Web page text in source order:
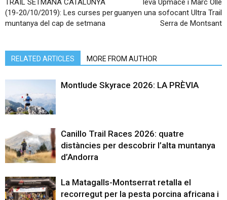
TRAIL SETMANA CATALUNYA
(19-20/10/2019): Les curses per
muntanya del cap de setmana
Ieva Upmace i Marc Ollé
guanyen una sofocant Ultra Trail
Serra de Montsant
RELATED ARTICLES MORE FROM AUTHOR
Montlude Skyrace 2026: LA PRÈVIA
Canillo Trail Races 2026: quatre
distàncies per descobrir l’alta muntanya
d’Andorra
La Matagalls-Montserrat retalla el
recorregut per la pesta porcina africana i